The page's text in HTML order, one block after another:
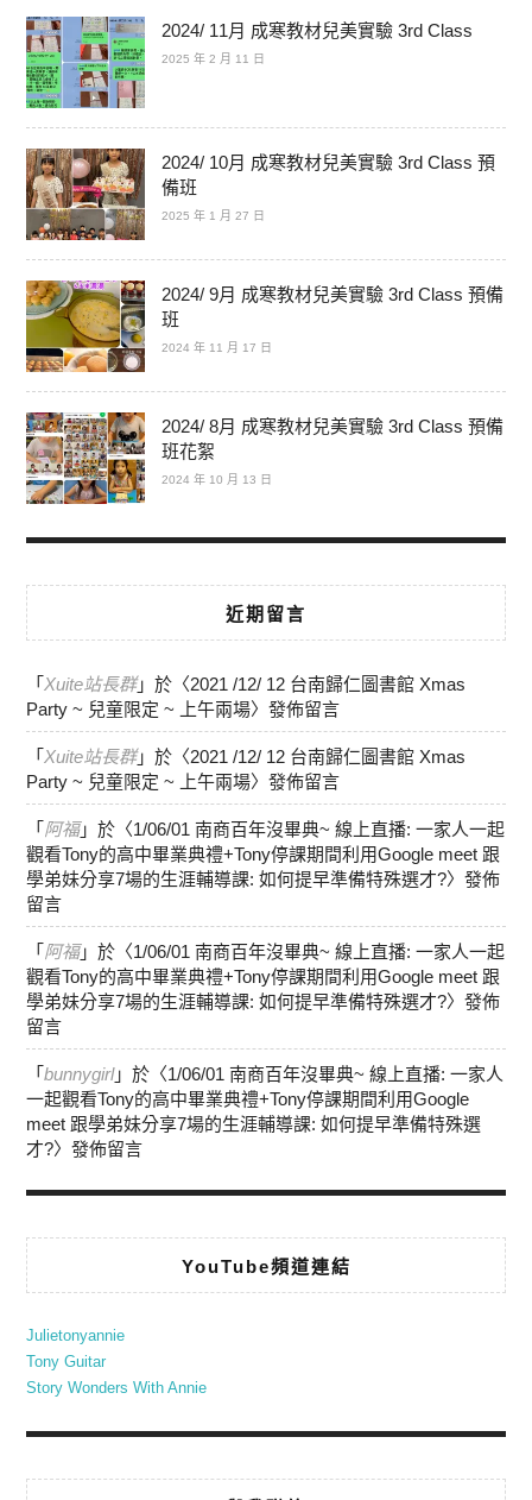
2024/ 11月 成寒教材兒美實驗 3rd Class
2025 年 2 月 11 日
2024/ 10月 成寒教材兒美實驗 3rd Class 預
備班
2025 年 1 月 27 日
2024/ 9月 成寒教材兒美實驗 3rd Class 預備
班
2024 年 11 月 17 日
2024/ 8月 成寒教材兒美實驗 3rd Class 預備
班花絮
2024 年 10 月 13 日
近期留言
「 Xuite站長群」於〈2021 /12/ 12 台南歸仁圖書館 Xmas
Party ~ 兒童限定 ~ 上午兩場〉發佈留言
「 Xuite站長群」於〈2021 /12/ 12 台南歸仁圖書館 Xmas
Party ~ 兒童限定 ~ 上午兩場〉發佈留言
「 阿福」於〈1/06/01 南商百年沒畢典~ 線上直播: 一家人一起
觀看Tony的高中畢業典禮+Tony停課期間利用Google meet 跟
學弟妹分享7場的生涯輔導課: 如何提早準備特殊選才?〉發佈
留言
「 阿福」於〈1/06/01 南商百年沒畢典~ 線上直播: 一家人一起
觀看Tony的高中畢業典禮+Tony停課期間利用Google meet 跟
學弟妹分享7場的生涯輔導課: 如何提早準備特殊選才?〉發佈
留言
「bunnygirl」於〈1/06/01 南商百年沒畢典~ 線上直播: 一家人
一起觀看Tony的高中畢業典禮+Tony停課期間利用Google
meet 跟學弟妹分享7場的生涯輔導課: 如何提早準備特殊選
才?〉發佈留言
YouTube頻道連結
Julietonyannie
Tony Guitar
Story Wonders With Annie